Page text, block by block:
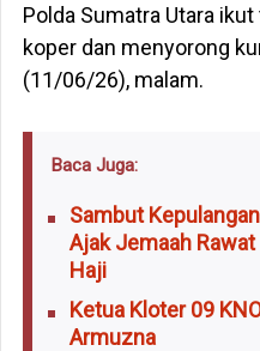
Polda Sumatra Utara
koper dan menyorong
(11/06/26), malam.
Baca Juga:
Sambut
Ajak Jemaah
Haji
Ketua Kloter 09
Armuzna